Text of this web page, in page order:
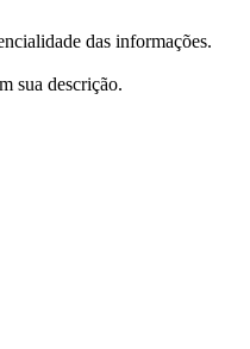
das informações.
sua descrição.